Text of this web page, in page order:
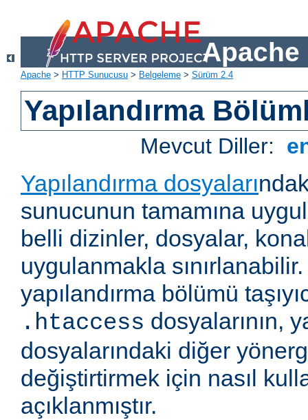
Apache
Apache > HTTP Sunucusu > Belgeleme > Sürüm 2.4
Yapılandırma
Mevcut Diller:
Yapılandırma dosyaları
sunucunun tamamına
belli dizinler, dosyalar,
uygulanmakla
yapılandırma bölümü
.htaccess dosyalarının,
dosyalarındaki diğer
değiştirtirmek için nasıl
açıklanmıştır.